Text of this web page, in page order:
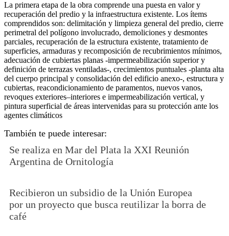
La primera etapa de la obra comprende una puesta en valor y
recuperación del predio y la infraestructura existente. Los ítems
comprendidos son: delimitación y limpieza general del predio, cierre
perimetral del polígono involucrado, demoliciones y desmontes
parciales, recuperación de la estructura existente, tratamiento de
superficies, armaduras y recomposición de recubrimientos mínimos,
adecuación de cubiertas planas -impermeabilización superior y
definición de terrazas ventiladas-, crecimientos puntuales -planta alta
del cuerpo principal y consolidación del edificio anexo-, estructura y
cubiertas, reacondicionamiento de paramentos, nuevos vanos,
revoques exteriores–interiores e impermeabilización vertical, y
pintura superficial de áreas intervenidas para su protección ante los
agentes climáticos
También te puede interesar:
Se realiza en Mar del Plata la XXI Reunión
Argentina de Ornitología
Recibieron un subsidio de la Unión Europea
por un proyecto que busca reutilizar la borra de
café